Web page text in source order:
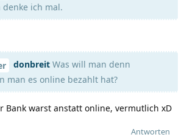
ich mal.
donbreit Was will man denn
man es online bezahlt hat?
Bank warst anstatt online, vermutlich xD
Antworten